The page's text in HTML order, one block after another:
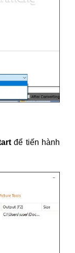
để tiến hành